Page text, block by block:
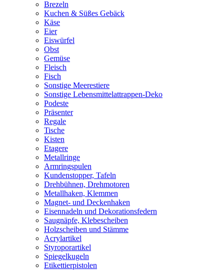
Brezeln
Kuchen & Süßes Gebäck
Käse
Eier
Eiswürfel
Obst
Gemüse
Fleisch
Fisch
Sonstige Meerestiere
Sonstige Lebensmittelattrappen-Deko
Podeste
Präsenter
Regale
Tische
Kisten
Etagere
Metallringe
Armringspulen
Kundenstopper, Tafeln
Drehbühnen, Drehmotoren
Metallhaken, Klemmen
Magnet- und Deckenhaken
Eisennadeln und Dekorationsfedern
Saugnäpfe, Klebescheiben
Holzscheiben und Stämme
Acrylartikel
Styroporartikel
Spiegelkugeln
Etikettierpistolen